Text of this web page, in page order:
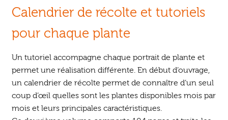
Calendrier de récolte et tutoriels
pour chaque plante
Un tutoriel accompagne chaque portrait de plante et
permet une réalisation différente. En début d’ouvrage,
un calendrier de récolte permet de connaître d’un seul
coup d’œil quelles sont les plantes disponibles mois par
mois et leurs principales caractéristiques.